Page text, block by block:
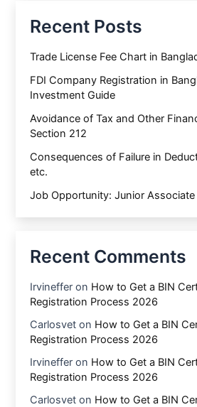
Recent Posts
Trade License Fee Chart in
FDI Company Registration in
Investment Guide
Avoidance of Tax and Other
Section 212
Consequences of Failure in
etc.
Job Opportunity: Junior Associate
Recent Comments
Irvineffer on How to Get a BIN
Registration Process 2026
Carlosvet on How to Get a BIN
Registration Process 2026
Irvineffer on How to Get a BIN
Registration Process 2026
Carlosvet on How to Get a BIN